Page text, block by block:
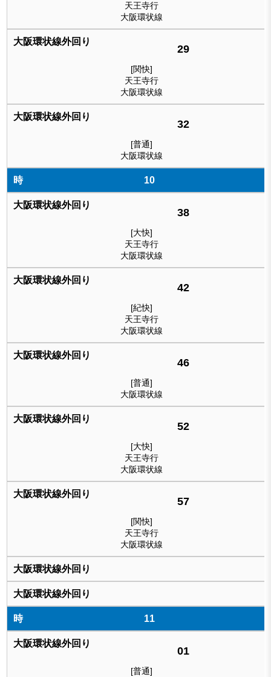
天王寺行
大阪環状線
29
[関快]
天王寺行
大阪環状線
32
[普通]
大阪環状線
10
38
[大快]
天王寺行
大阪環状線
42
[紀快]
天王寺行
大阪環状線
46
[普通]
大阪環状線
52
[大快]
天王寺行
大阪環状線
57
[関快]
天王寺行
大阪環状線
11
01
[普通]